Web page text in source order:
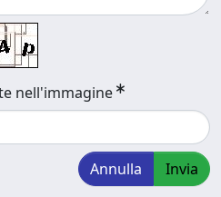
nell'immagine
Annulla Invia